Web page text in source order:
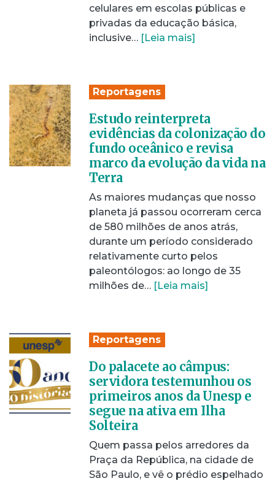
celulares em escolas públicas e
privadas da educação básica,
inclusive… [Leia mais]
Reportagens
Estudo reinterpreta
evidências da colonização do
fundo oceânico e revisa
marco da evolução da vida na
Terra
As maiores mudanças que nosso
planeta já passou ocorreram cerca
de 580 milhões de anos atrás,
durante um período considerado
relativamente curto pelos
paleontólogos: ao longo de 35
milhões de… [Leia mais]
Reportagens
Do palacete ao câmpus:
servidora testemunhou os
primeiros anos da Unesp e
segue na ativa em Ilha
Solteira
Quem passa pelos arredores da
Praça da República, na cidade de
São Paulo, e vê o prédio espelhado